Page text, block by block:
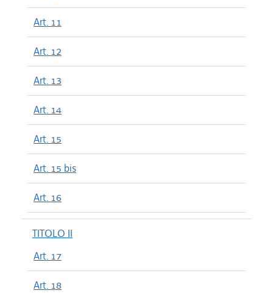
Art. 11
Art. 12
Art. 13
Art. 14
Art. 15
Art. 15 bis
Art. 16
TITOLO II
Art. 17
Art. 18